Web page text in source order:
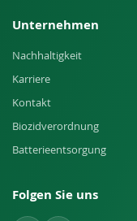
Unternehmen
Nachhaltigkeit
Karriere
Kontakt
Biozidverordnung
Batterieentsorgung
Folgen Sie uns